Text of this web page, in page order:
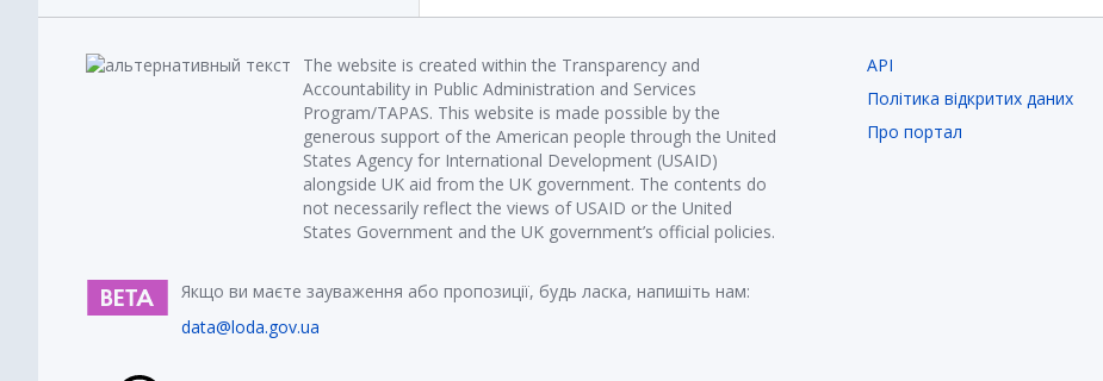
The website is created within the Transparency and
Accountability in Public Administration and Services
Program/TAPAS. This website is made possible by the
generous support of the American people through the United
States Agency for International Development (USAID)
alongside UK aid from the UK government. The contents do
not necessarily reflect the views of USAID or the United
States Government and the UK government’s official policies.
Якщо ви маєте зауваження або пропозиції, будь ласка, напишіть нам:
data@loda.gov.ua
API
Політика відкритих даних
Про портал